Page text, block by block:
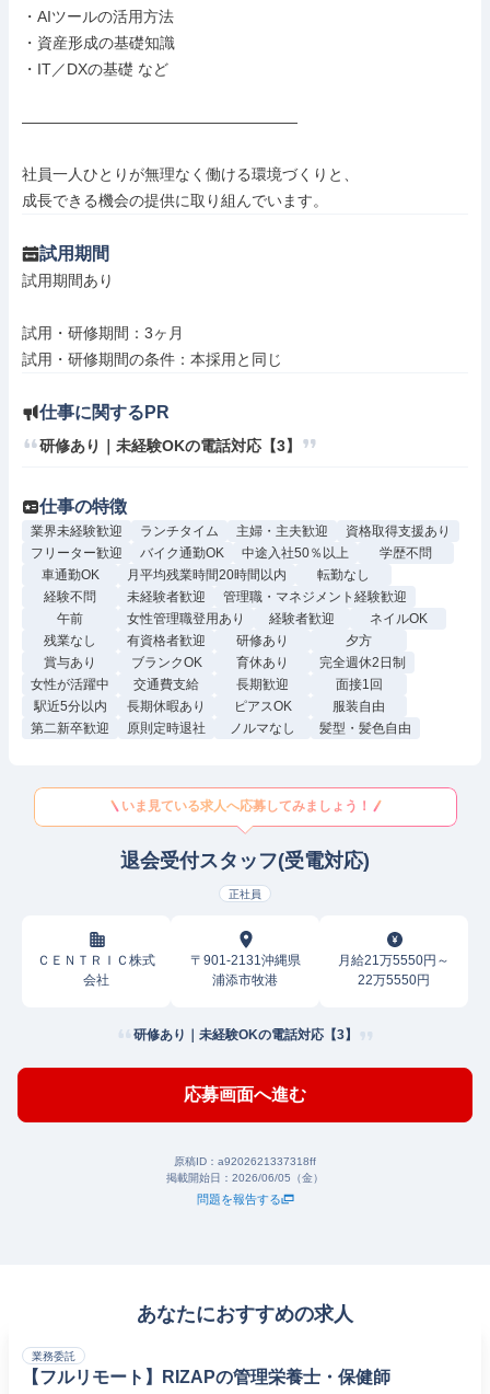
・AIツールの活用方法
・資産形成の基礎知識
・IT／DXの基礎 など
――――――――――――――――――
社員一人ひとりが無理なく働ける環境づくりと、
成長できる機会の提供に取り組んでいます。
試用期間
試用期間あり
試用・研修期間：3ヶ月
仕事に関するPR
研修あり｜未経験OKの電話対応【3】
仕事の特徴
業界未経験歓迎 ランチタイム 主婦・主夫歓迎
資格取得支援あり
フリーター歓迎
バイク通勤OK 中途入社50％以上
学歴不問
車通勤OK
月平均残業時間20時間以内
転勤なし
経験不問
未経験者歓迎
管理職・マネジメント経験歓迎
午前
女性管理職登用あり 経験者歓迎
ネイルOK
残業なし
有資格者歓迎 研修あり
夕方
賞与あり
ブランクOK 育休あり
完全週休2日制
女性が活躍中
交通費支給 長期歓迎
面接1回
駅近5分以内
長期休暇あり ピアスOK
服装自由
第二新卒歓迎
原則定時退社 ノルマなし 髪型・髪色自由
いま見ている求人へ応募してみましょう！
退会受付スタッフ(受電対応)
正社員
ＣＥＮＴＲＩＣ株式
会社
〒901-2131沖縄県
浦添市牧港
月給21万5550円～
22万5550円
研修あり｜未経験OKの電話対応【3】
応募画面へ進む
原稿ID： a9202621337318ff
掲載開始日： 2026/06/05（金）
問題を報告する
あなたにおすすめの求人
業務委託
【フルリモート】RIZAPの管理栄養士・保健師